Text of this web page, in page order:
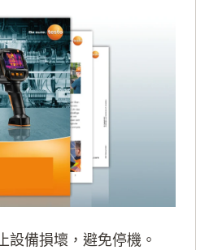
設備損壞，避免停機。